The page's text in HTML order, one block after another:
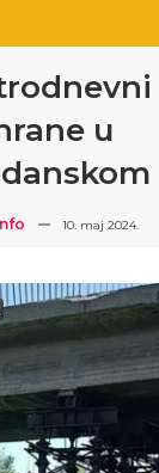
u
10. maj 2024.